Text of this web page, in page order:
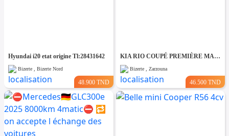
Hyundai i20 etat origine Tl:28431642
Bizerte , Bizerte Nord
48.900 TND
KIA RIO COUPÉ PREMIÈRE MAIN TRÈS PROPRE
Bizerte , Zarzouna
46.500 TND